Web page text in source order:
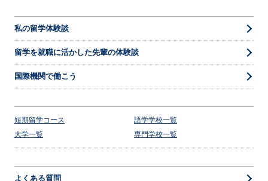
私の留学体験談
留学を就職に活かした先輩の体験談
国際機関で働こう
短期留学コース
語学学校一覧
大学一覧
専門学校一覧
よくある質問